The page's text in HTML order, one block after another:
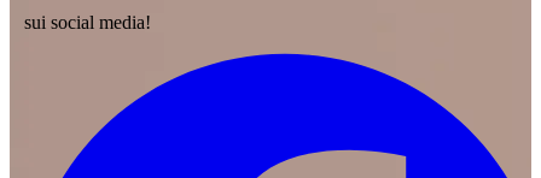
sui social media!